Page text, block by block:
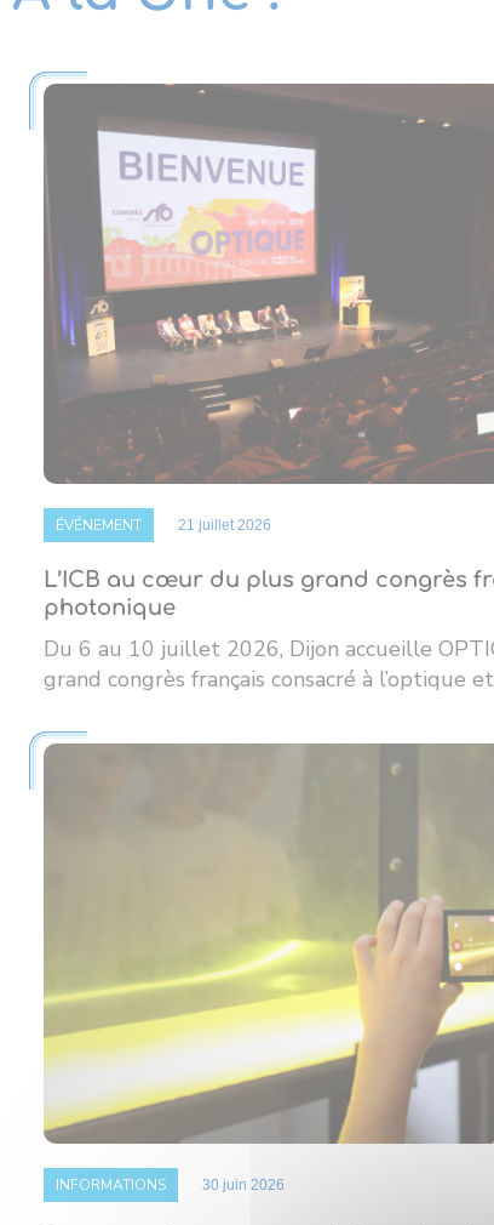
ÉVÉNEMENT 21 juillet 2026
L’ICB au cœur du plus grand congrès
photonique
Du 6 au 10 juillet 2026, Dijon accueille
grand congrès français consacré à l’optique
INFORMATIONS 30 juin 2026